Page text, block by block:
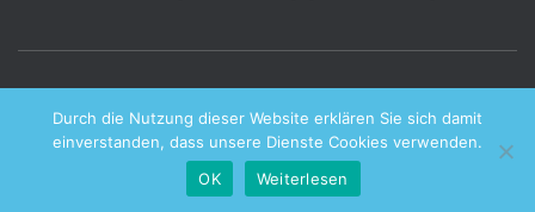
Durch die Nutzung dieser Website erklären Sie sich damit
einverstanden, dass unsere Dienste Cookies verwenden.
OK
Weiterlesen